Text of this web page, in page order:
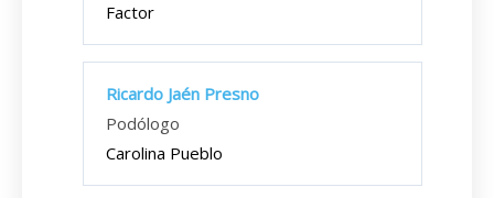
Factor
Ricardo Jaén Presno
Podólogo
Carolina Pueblo